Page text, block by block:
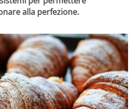
alla perfezione.